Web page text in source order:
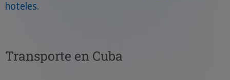
hoteles.
Transporte en Cuba